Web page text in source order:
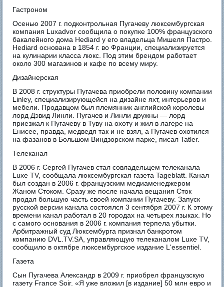
Гастроном
Осенью 2007 г. подконтрольная Пугачеву люксембургская
компания Luxadvor сообщила о покупке 100% французского
бакалейного дома Hediard у его владельца Мишеля Пастро.
Hediard основана в 1854 г. во Франции, специализируется
на кулинарии класса люкс. Под этим брендом работает
около 300 магазинов и кафе по всему миру.
Дизайнерская
В 2008 г. структуры Пугачева приобрели половину компании
Linley, специализирующейся на дизайне яхт, интерьеров и
мебели. Продавцом был племянник английской королевы
лорд Дэвид Линли. Пугачев и Линли дружны — лорд
приезжал к Пугачеву в Туву на охоту и жил в лагере на
Енисее, правда, медведя так и не взял, а Пугачев охотился
на фазанов в Большом Виндзорском парке, писал Tatler.
Телеканал
В 2006 г. Сергей Пугачев стал совладельцем телеканала
Luxe TV, сообщала люксембургская газета Tageblatt. Канал
был создан в 2006 г. французским медиаменеджером
Жаном Стоком. Сразу же после начала вещания Сток
продал большую часть своей компании Пугачеву. Запуск
русской версии канала состоялся 3 сентября 2007 г. К этому
времени канал работал в 20 городах на четырех языках. Но
с самого основания в 2006 г. компания терпела убытки.
Арбитражный суд Люксембурга признал банкротом
компанию DVL.TV.SA, управляющую телеканалом Luxe TV,
сообщило в октябре люксембургское издание L'essentiel.
Газета
Сын Пугачева Александр в 2009 г. приобрел французскую
газету France Soir. «Я уже вложил [в издание] 50 млн евро и